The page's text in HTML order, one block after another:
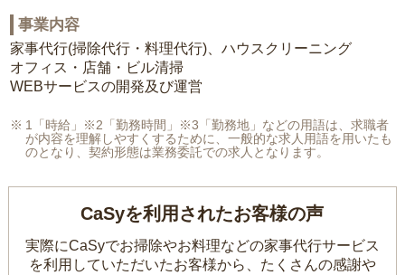
事業内容
家事代行(掃除代行・料理代行)、ハウスクリーニング
オフィス・店舗・ビル清掃
WEBサービスの開発及び運営
1「時給」※2「勤務時間」※3「勤務地」などの用語は、求職者
が内容を理解しやすくするために、一般的な求人用語を用いたも
のとなり、契約形態は業務委託での求人となります。
CaSyを利用されたお客様の声
実際にCaSyでお掃除やお料理などの家事代行サービス
を利用していただいたお客様から、 たくさんの感謝や